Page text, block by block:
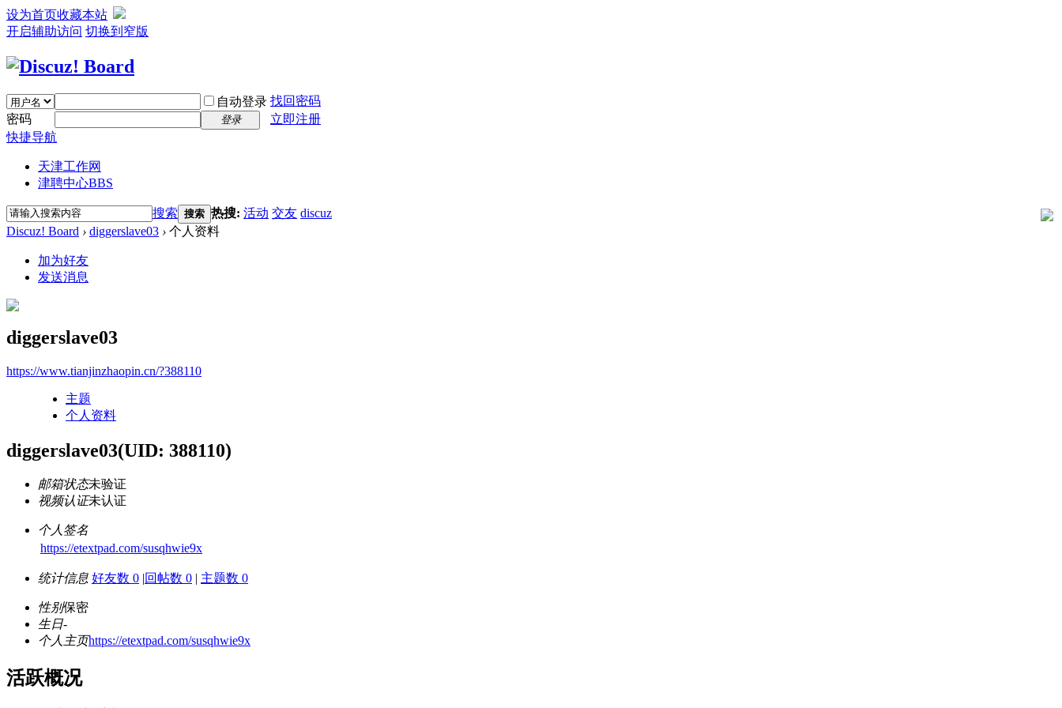
设为首页收藏本站
开启辅助访问 切换到窄版
自动登录 找回密码
密码
登录
立即注册
快捷导航
天津工作网
津聘中心BBS
搜索 搜索 热搜: 活动 交友 discuz
Discuz! Board › diggerslave03 › 个人资料
加为好友
发送消息
diggerslave03
https://www.tianjinzhaopin.cn/?388110
主题
个人资料
diggerslave03(UID: 388110)
邮箱状态未验证
视频认证未认证
个人签名
https://etextpad.com/susqhwie9x
统计信息 好友数 0 |回帖数 0 | 主题数 0
性别保密
生日-
个人主页https://etextpad.com/susqhwie9x
活跃概况